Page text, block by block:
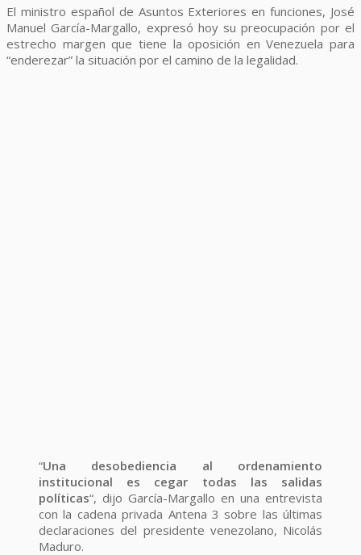
El ministro español de Asuntos Exteriores en funciones, José
Manuel García-Margallo, expresó hoy su preocupación por el
estrecho margen que tiene la oposición en Venezuela para
“enderezar” la situación por el camino de la legalidad.
“Una desobediencia al ordenamiento
institucional es cegar todas las salidas
políticas“, dijo García-Margallo en una entrevista
con la cadena privada Antena 3 sobre las últimas
declaraciones del presidente venezolano, Nicolás
Maduro.